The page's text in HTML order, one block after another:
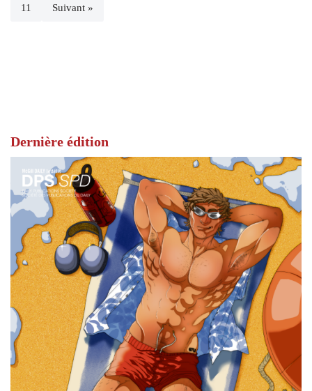
11 Suivant »
Dernière édition